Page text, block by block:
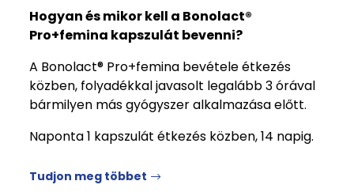
Hogyan és mikor kell a Bonolact®
Pro+femina kapszulát bevenni?
A Bonolact® Pro+femina bevétele étkezés
közben, folyadékkal javasolt legalább 3 órával
bármilyen más gyógyszer alkalmazása előtt.
Naponta 1 kapszulát étkezés közben, 14 napig.
Tudjon meg többet